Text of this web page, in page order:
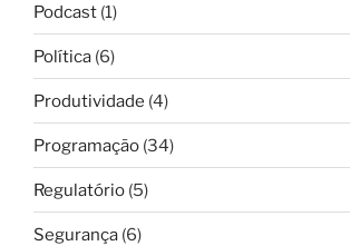
Podcast (1)
Política (6)
Produtividade (4)
Programação (34)
Regulatório (5)
Segurança (6)